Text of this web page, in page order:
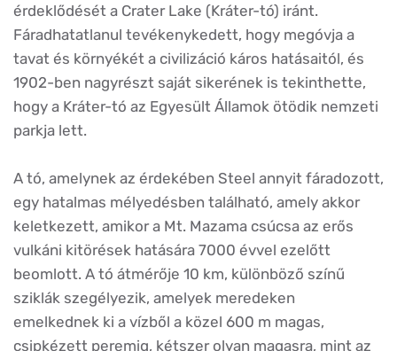
érdeklődését a Crater Lake (Kráter-tó) iránt.
Fáradhatatlanul tevékenykedett, hogy megóvja a
tavat és környékét a civilizáció káros hatásaitól, és
1902-ben nagyrészt saját sikerének is tekinthette,
hogy a Kráter-tó az Egyesült Államok ötödik nemzeti
parkja lett.
A tó, amelynek az érdekében Steel annyit fáradozott,
egy hatalmas mélyedésben található, amely akkor
keletkezett, amikor a Mt. Mazama csúcsa az erős
vulkáni kitörések hatására 7000 évvel ezelőtt
beomlott. A tó átmérője 10 km, különböző színű
sziklák szegélyezik, amelyek meredeken
emelkednek ki a vízből a közel 600 m magas,
csipkézett peremig, kétszer olyan magasra, mint az